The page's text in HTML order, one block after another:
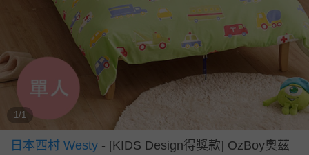
1/1
日本西村 Westy - [KIDS Design得獎款] OzBoy奧茲